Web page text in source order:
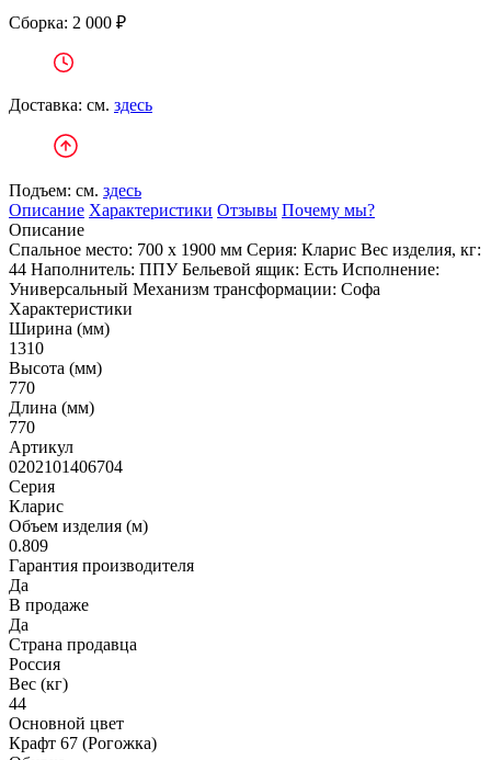
Сборка: 2 000 ₽
Доставка: см. здесь
Подъем: см. здесь
Описание Характеристики Отзывы Почему мы?
Описание
Спальное место: 700 х 1900 мм Серия: Кларис Вес изделия, кг:
44 Наполнитель: ППУ Бельевой ящик: Есть Исполнение:
Универсальный Механизм трансформации: Софа
Характеристики
Ширина (мм)
1310
Высота (мм)
770
Длина (мм)
770
Артикул
0202101406704
Серия
Кларис
Объем изделия (м)
0.809
Гарантия производителя
Да
В продаже
Да
Страна продавца
Россия
Вес (кг)
44
Основной цвет
Крафт 67 (Рогожка)